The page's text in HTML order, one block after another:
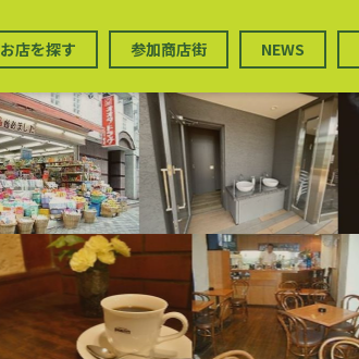
お店を探す 参加商店街 NEWS